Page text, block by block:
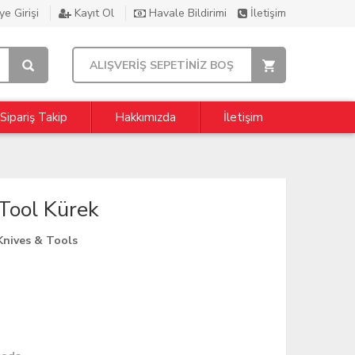
Girişi Kayıt Ol Havale Bildirimi İletişim
ALIŞVERİŞ SEPETİNİZ BOŞ
Sipariş Takip Hakkımızda İletişim
Kürek
& Tools